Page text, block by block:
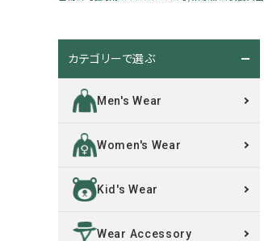
カテゴリーで選ぶ
Men's Wear
Women's Wear
Kid's Wear
Wear Accessory